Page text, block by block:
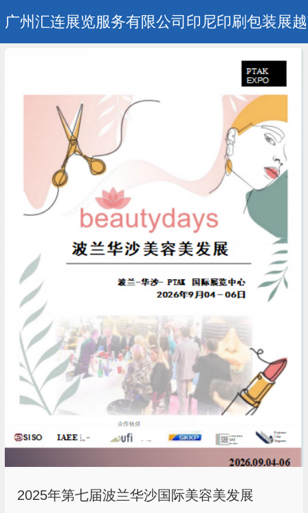
广州汇连展览服务有限公司印尼印刷包装展
2025年第七届波兰华沙国际美容美发展